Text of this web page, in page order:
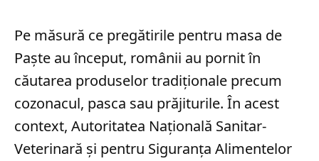
Pe măsură ce pregătirile pentru masa de
Paște au început, românii au pornit în
căutarea produselor tradiționale precum
cozonacul, pasca sau prăjiturile. În acest
context, Autoritatea Națională Sanitar-
Veterinară și pentru Siguranța Alimentelor